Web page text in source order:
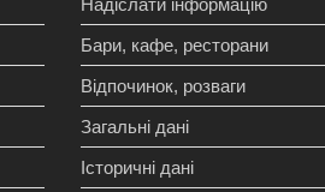
Бари, кафе, ресторани
Відпочинок, розваги
Загальні дані
Історичні дані